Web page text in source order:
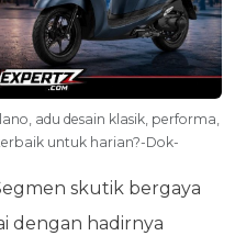
adu desain klasik, performa,
untuk harian?-Dok-
skutik bergaya
dengan hadirnya